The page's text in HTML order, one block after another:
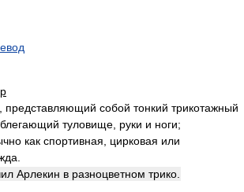
собой тонкий трикотажный
туловище, руки и ноги;
как спортивная, цирковая или
Арлекин в разноцветном трико.